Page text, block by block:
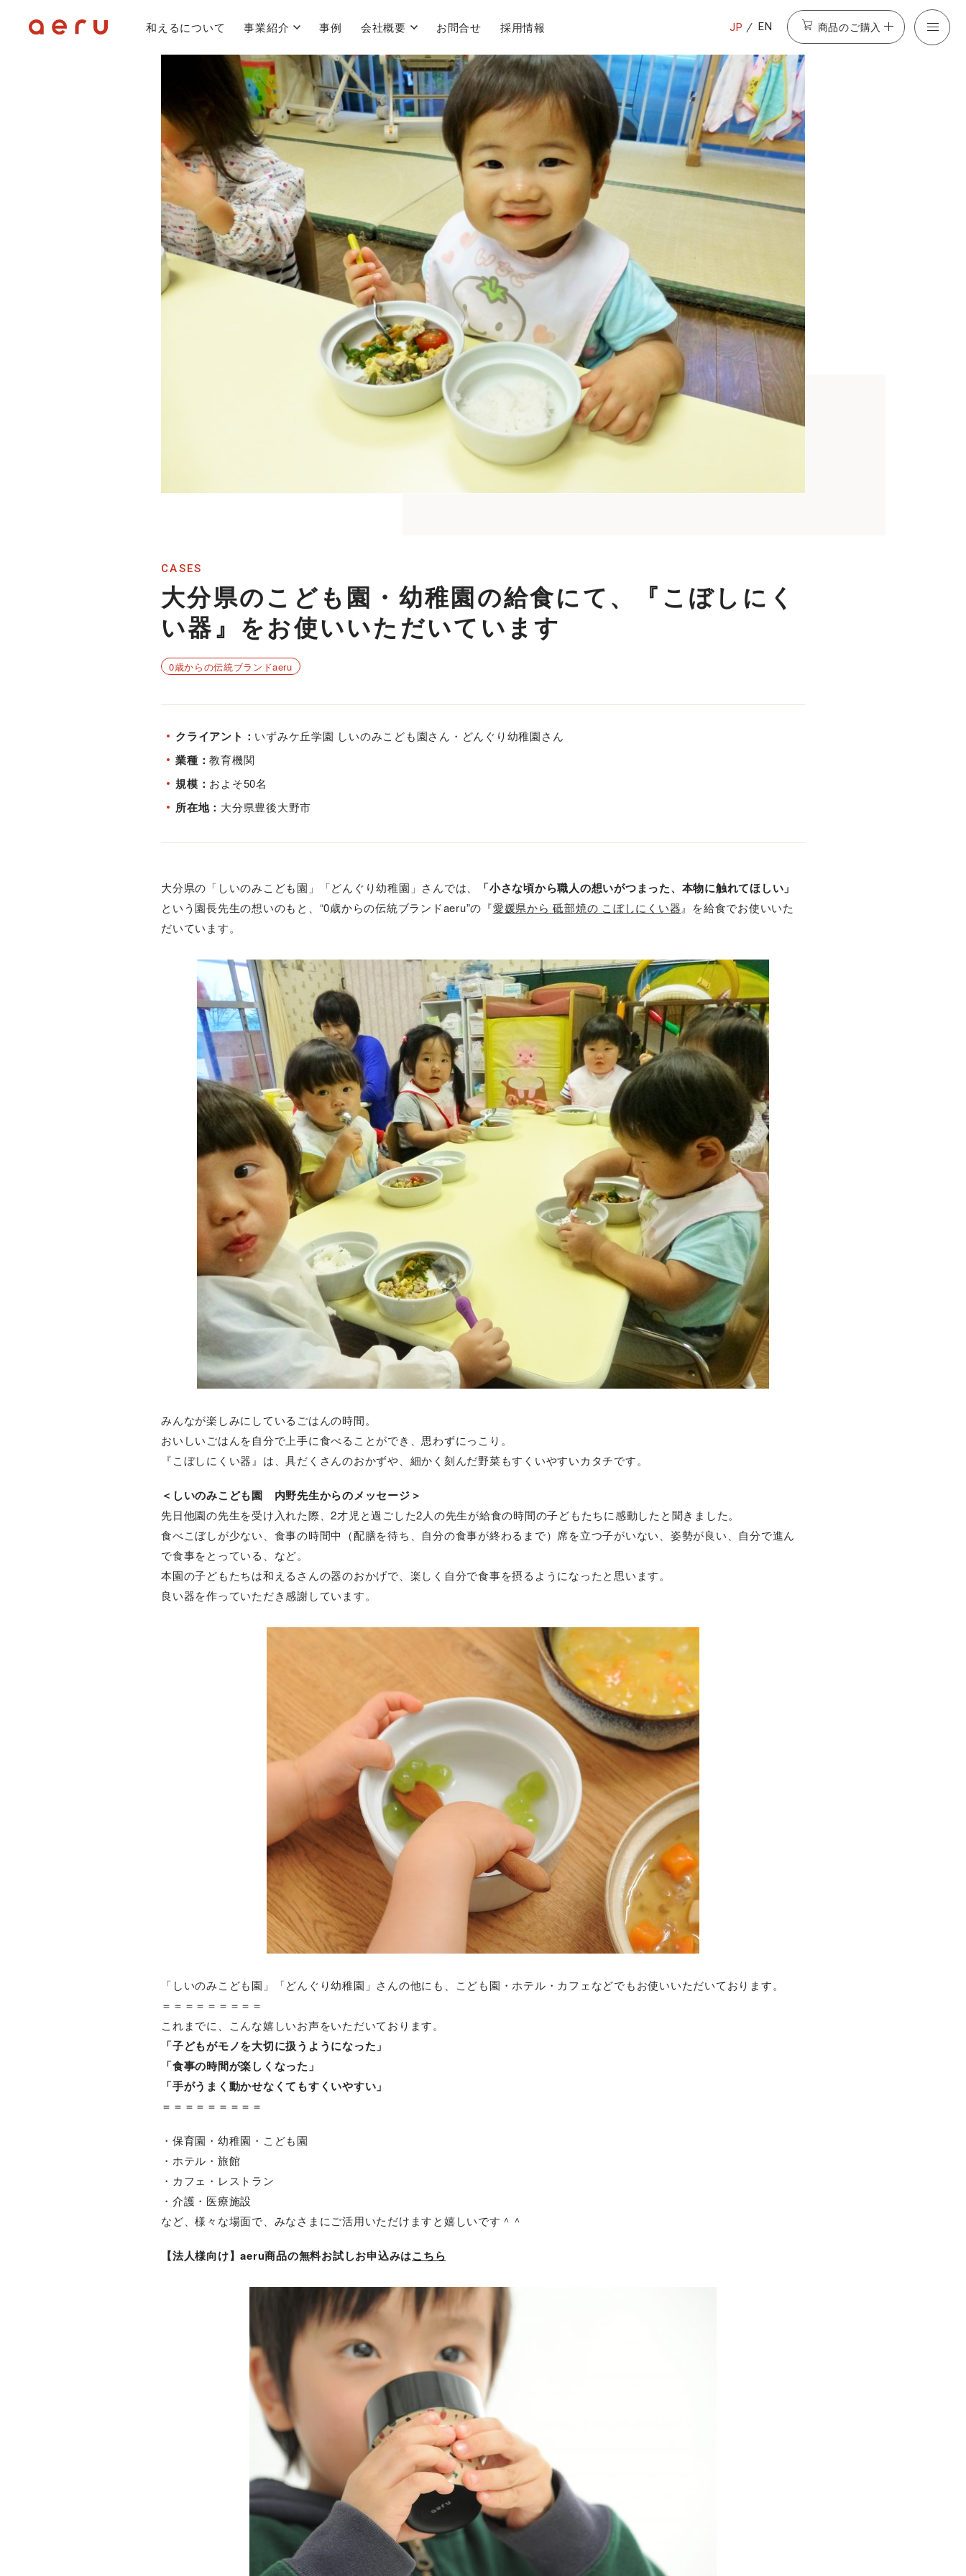
和えるについて 事業紹介 事例 会社概要 お問合せ 採用情報 JP EN 商品のご購入
CASES
大分県のこども園・幼稚園の給食にて、『こぼしにく
い器』をお使いいただいています
0歳からの伝統ブランドaeru
クライアント いずみケ丘学園 しいのみこども園さん・どんぐり幼稚園さん
業種 教育機関
規模 およそ50名
所在地 大分県豊後大野市
大分県の「しいのみこども園」「どんぐり幼稚園」さんでは、 「小さな頃から職人の想いがつまった、本物に触れてほしい」
という園長先生の想いのもと、“0歳からの伝統ブランドaeru”の『愛媛県から 砥部焼の こぼしにくい器 』を給食でお使いいた
だいています。
みんなが楽しみにしているごはんの時間。
おいしいごはんを自分で上手に食べることができ、思わずにっこり。
『こぼしにくい器』は、具だくさんのおかずや、細かく刻んだ野菜もすくいやすいカタチです。
＜しいのみこども園 内野先生からのメッセージ＞
先日他園の先生を受け入れた際、2才児と過ごした2人の先生が給食の時間の子どもたちに感動したと聞きました。
食べこぼしが少ない、食事の時間中（配膳を待ち、自分の食事が終わるまで）席を立つ子がいない、姿勢が良い、自分で進ん
で食事をとっている、など。
本園の子どもたちは和えるさんの器のおかげで、楽しく自分で食事を摂るようになったと思います。
良い器を作っていただき感謝しています。
「しいのみこども園」「どんぐり幼稚園」さんの他にも、こども園・ホテル・カフェなどでもお使いいただいております。
＝＝＝＝＝＝＝＝＝
これまでに、こんな嬉しいお声をいただいております。
「子どもがモノを大切に扱うようになった」
「食事の時間が楽しくなった」
「手がうまく動かせなくてもすくいやすい」
＝＝＝＝＝＝＝＝＝
・保育園・幼稚園・こども園
・ホテル・旅館
・カフェ・レストラン
・介護・医療施設
など、様々な場面で、みなさまにご活用いただけますと嬉しいです＾＾
【法人様向け】aeru商品の無料お試しお申込みはこちら